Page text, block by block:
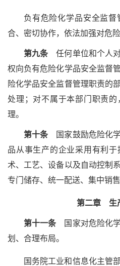
负有危险化学品安全监
合、密切协作，依法加强对危
第九条任何单位和个人
权向负有危险化学品安全监督
险化学品安全监督管理职责的
处理；对不属于本部门职责
理。
第十条国家鼓励危险化学
品从事生产的企业采用有利
术、工艺、设备以及自动控制
专门储存、统一配送、集中销售
第二章 生
第十一条国家对危险化学
划、合理布局。
国务院工业和信息化主管